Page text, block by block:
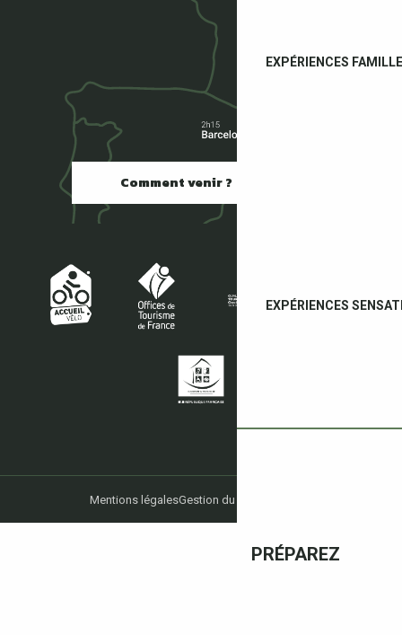
EXPÉRIENCES
EXPÉRIENCES
PRÉPAREZ
Comment venir ?
Mentions légalesGestion du consentement